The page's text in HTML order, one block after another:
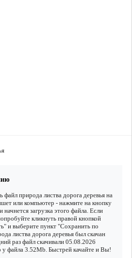
файл природа листва дорога деревья на
или компьютер - нажмите на кнопку
начнется загрузка этого файла. Если
кликнуть правой кнопкой
и выберите пункт "Сохранить по
листва дорога деревья был скачан
раз файл скачивали 05.08.2026
у файла 3.52Mb. Быстрей качайте и Вы!